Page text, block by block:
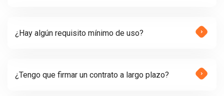
¿Hay algún requisito mínimo de uso?
¿Tengo que firmar un contrato a largo plazo?